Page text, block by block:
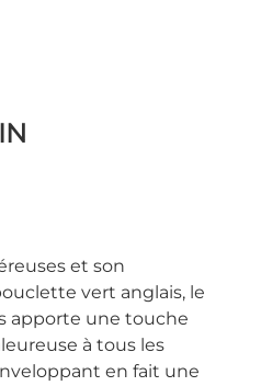
et son
vert anglais, le
apporte une touche
à tous les
en fait une